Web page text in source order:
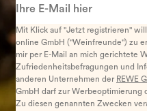
Mit Klick auf "Jetzt registrieren"
online GmbH ("Weinfreunde") zu
mir per E-Mail an mich gerichtete
Zufriedenheitsbefragungen und
anderen Unternehmen der REWE
GmbH darf zur Werbeoptimierung
Zu diesen genannten Zwecken